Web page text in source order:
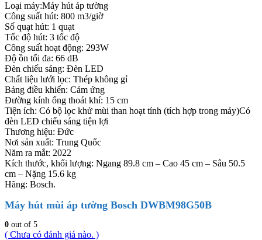
Loại máy:Máy hút áp tường
Công suất hút: 800 m3/giờ
Số quạt hút: 1 quạt
Tốc độ hút: 3 tốc độ
Công suất hoạt động: 293W
Độ ồn tối đa: 66 dB
Đèn chiếu sáng: Đèn LED
Chất liệu lưới lọc: Thép không gỉ
Bảng điều khiển: Cảm ứng
Đường kính ống thoát khí: 15 cm
Tiện ích: Có bộ lọc khử mùi than hoạt tính (tích hợp trong máy)Có
đèn LED chiếu sáng tiện lợi
Thương hiệu: Đức
Nơi sản xuất: Trung Quốc
Năm ra mắt: 2022
Kích thước, khối lượng: Ngang 89.8 cm – Cao 45 cm – Sâu 50.5
cm – Nặng 15.6 kg
Hãng: Bosch.
Máy hút mùi áp tường Bosch DWBM98G50B
0 out of 5
( Chưa có đánh giá nào. )